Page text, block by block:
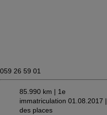
059 26 59 01
85.990 km | 1e
immatriculation 01.08.2017 |
des places